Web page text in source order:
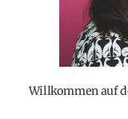
Willkommen auf